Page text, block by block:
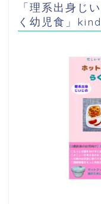
「理系出身じ
く幼児食」